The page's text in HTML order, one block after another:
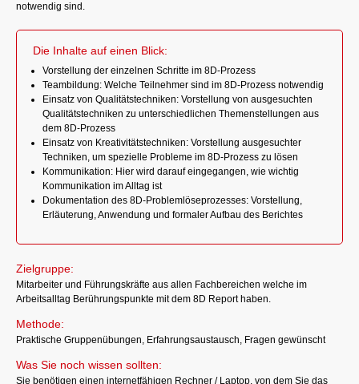
notwendig sind.
Die Inhalte auf einen Blick:
Vorstellung der einzelnen Schritte im 8D‐Prozess
Teambildung: Welche Teilnehmer sind im 8D‐Prozess notwendig
Einsatz von Qualitätstechniken: Vorstellung von ausgesuchten
Qualitätstechniken zu unterschiedlichen Themenstellungen aus
dem 8D‐Prozess
Einsatz von Kreativitätstechniken: Vorstellung ausgesuchter
Techniken, um spezielle Probleme im 8D‐Prozess zu lösen
Kommunikation: Hier wird darauf eingegangen, wie wichtig
Kommunikation im Alltag ist
Dokumentation des 8D‐Problemlöseprozesses: Vorstellung,
Erläuterung, Anwendung und formaler Aufbau des Berichtes
Zielgruppe:
Mitarbeiter und Führungskräfte aus allen Fachbereichen welche im
Arbeitsalltag Berührungspunkte mit dem 8D Report haben.
Methode:
Praktische Gruppenübungen, Erfahrungsaustausch, Fragen gewünscht
Was Sie noch wissen sollten:
Sie benötigen einen internetfähigen Rechner / Laptop, von dem Sie das